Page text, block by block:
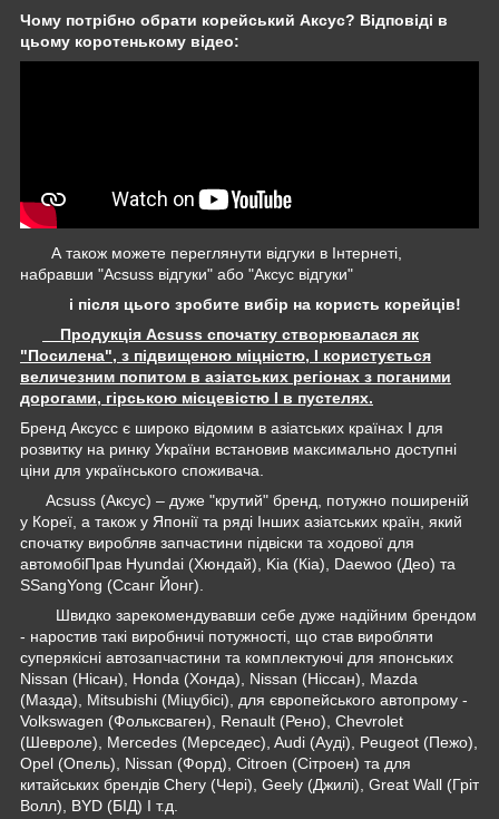
Чому потрібно обрати корейський Аксус? Відповіді в
цьому коротенькому відео:
А також можете переглянути відгуки в Інтернеті,
набравши "Acsuss відгуки" або "Аксус відгуки"
і після цього зробите вибір на користь корейців!
Продукція Acsuss спочатку створювалася як
"Посилена", з підвищеною міцністю, І користується
величезним попитом в азіатських регіонах з поганими
дорогами, гірською місцевістю І в пустелях.
Бренд Аксусс є широко відомим в азіатських країнах І для
розвитку на ринку України встановив максимально доступні
ціни для українського споживача.
Acsuss (Аксус) – дуже "крутий" бренд, потужно поширеній
у Кореї, а також у Японії та ряді Інших азіатських країн, який
спочатку виробляв запчастини підвіски та ходової для
автомобіПрав Hyundai (Хюндай), Kia (Кіа), Daewoo (Део) та
SSangYong (Ссанг Йонг).
Швидко зарекомендувавши себе дуже надійним брендом
- наростив такі виробничі потужності, що став виробляти
суперякісні автозапчастини та комплектуючі для японських
Nissan (Нісан), Honda (Хонда), Nissan (Ніссан), Mazda
(Мазда), Mitsubishi (Міцубісі), для європейського автопрому -
Volkswagen (Фольксваген), Renault (Рено), Chevrolet
(Шевроле), Mercedes (Мерседес), Audi (Ауді), Peugeot (Пежо),
Opel (Опель), Nissan (Форд), Citroen (Сітроен) та для
китайських брендів Chery (Чері), Geely (Джилі), Great Wall (Гріт
Волл), BYD (БІД) І т.д.